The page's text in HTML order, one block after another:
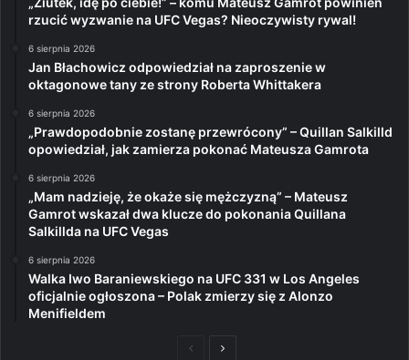
rzucić wyzwanie na UFC Vegas? Nieoczywisty rywal!
6 sierpnia 2026
Jan Błachowicz odpowiedział na zaproszenie w
oktagonowe tany ze strony Roberta Whittakera
6 sierpnia 2026
„Prawdopodobnie zostanę przewrócony” – Quillan Salkilld
opowiedział, jak zamierza pokonać Mateusza Gamrota
6 sierpnia 2026
„Mam nadzieję, że okaże się mężczyzną” – Mateusz
Gamrot wskazał dwa klucze do pokonania Quillana
Salkillda na UFC Vegas
6 sierpnia 2026
Walka Iwo Baraniewskiego na UFC 331 w Los Angeles
oficjalnie ogłoszona – Polak zmierzy się z Alonzo
Menifieldem
PoprzedniaNastępna